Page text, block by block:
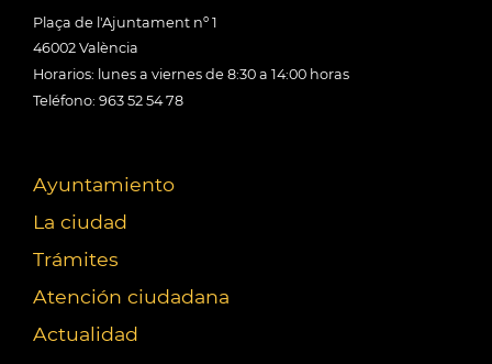
Plaça de l'Ajuntament nº 1
46002 València
Horarios: lunes a viernes de 8:30 a 14:00 horas
Teléfono: 963 52 54 78
Ayuntamiento
La ciudad
Trámites
Atención ciudadana
Actualidad